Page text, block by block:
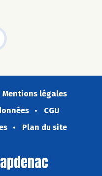
Mentions légales
CGU
Plan du site